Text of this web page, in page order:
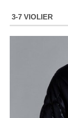
3‐7 VIOLIER